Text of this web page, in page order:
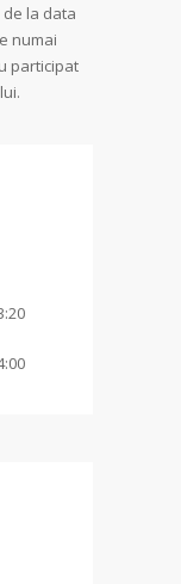
la data
numai
participat